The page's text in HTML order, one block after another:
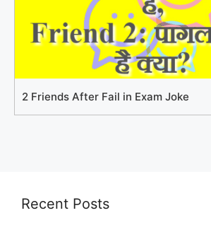
2 Friends After Fail in Exam Joke
Recent Posts